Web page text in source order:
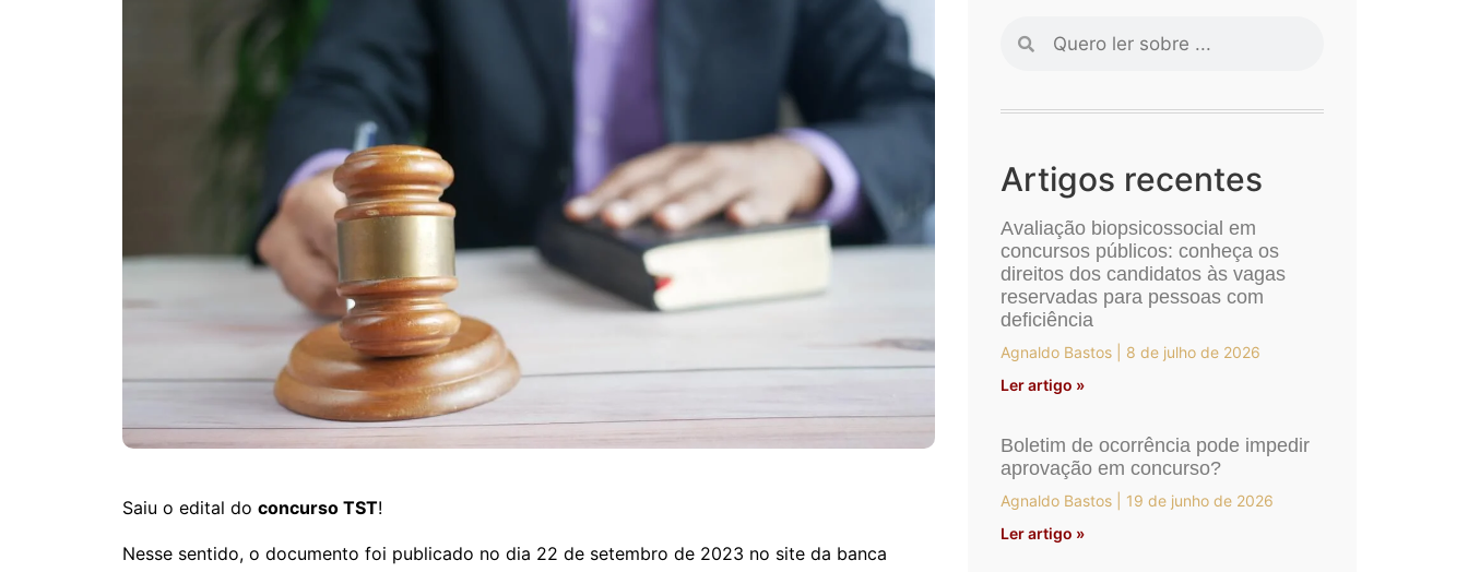
Saiu o edital do concurso TST!
Nesse sentido, o documento foi publicado no dia 22 de setembro de 2023 no site da banca
Artigos recentes
Avaliação biopsicossocial em
concursos públicos: conheça os
direitos dos candidatos às vagas
reservadas para pessoas com
deficiência
Agnaldo Bastos
8 de julho de 2026
Ler artigo »
Boletim de ocorrência pode impedir
aprovação em concurso?
Agnaldo Bastos
19 de junho de 2026
Ler artigo »